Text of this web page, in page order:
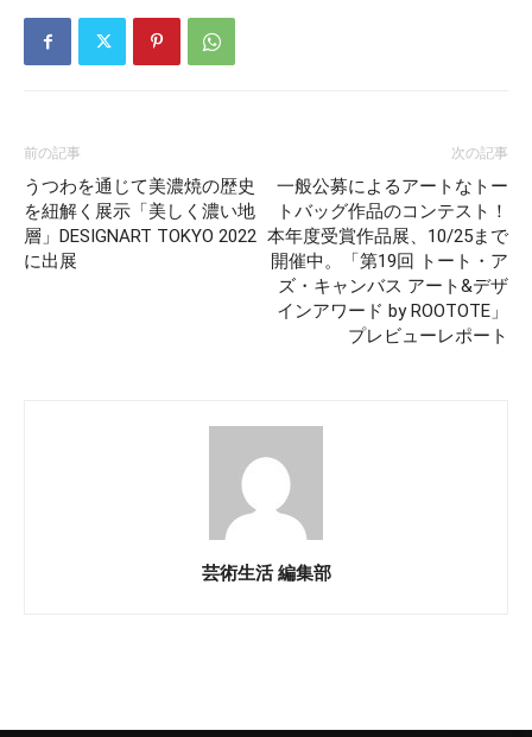
前の記事
うつわを通じて美濃焼の歴史
を紐解く展示「美しく濃い地
層」DESIGNART TOKYO 2022
に出展
次の記事
一般公募によるアートなトー
トバッグ作品のコンテスト！
本年度受賞作品展、10/25まで
開催中。「第19回 トート・ア
ズ・キャンバス アート&デザ
インアワード by ROOTOTE」
プレビューレポート
芸術生活 編集部